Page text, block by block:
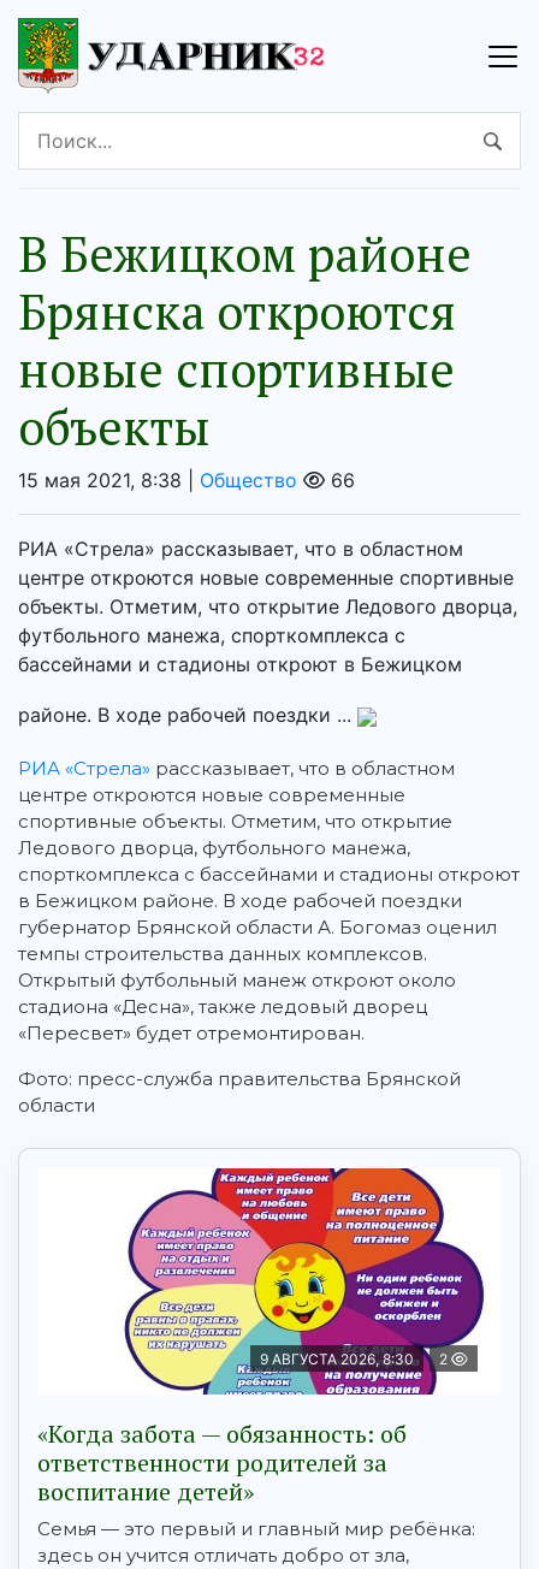
В Бежицком районе
Брянска откроются
новые спортивные
объекты
15 мая 2021, 8:38 | Общество 66
РИА «Стрела» рассказывает, что в областном
центре откроются новые современные спортивные
объекты. Отметим, что открытие Ледового дворца,
футбольного манежа, спорткомплекса с
бассейнами и стадионы откроют в Бежицком
районе. В ходе рабочей поездки ...
РИА «Стрела» рассказывает, что в областном
центре откроются новые современные
спортивные объекты. Отметим, что открытие
Ледового дворца, футбольного манежа,
спорткомплекса с бассейнами и стадионы откроют
в Бежицком районе. В ходе рабочей поездки
губернатор Брянской области А. Богомаз оценил
темпы строительства данных комплексов.
Открытый футбольный манеж откроют около
стадиона «Десна», также ледовый дворец
«Пересвет» будет отремонтирован.
Фото: пресс-служба правительства Брянской
области
9 АВГУСТА 2026, 8:30 2
«Когда забота — обязанность: об
ответственности родителей за
воспитание детей»
Семья — это первый и главный мир ребёнка:
здесь он учится отличать добро от зла,